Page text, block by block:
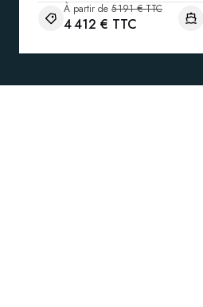
À partir de 5 191 € TTC
4 412 € TTC